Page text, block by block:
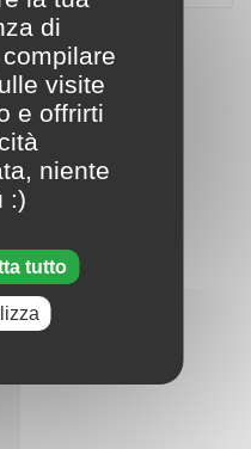
di
visite
e offrirti
niente
:)
tutto